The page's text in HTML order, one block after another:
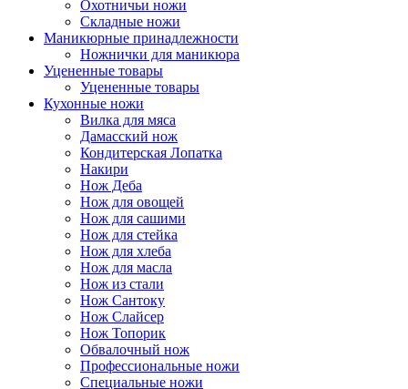
Охотничьи ножи
Складные ножи
Маникюрные принадлежности
Ножнички для маникюра
Уцененные товары
Уцененные товары
Кухонные ножи
Вилка для мяса
Дамасский нож
Кондитерская Лопатка
Накири
Нож Деба
Нож для овощей
Нож для сашими
Нож для стейка
Нож для хлеба
Нож для масла
Нож из стали
Нож Сантоку
Нож Слайсер
Нож Топорик
Обвалочный нож
Профессиональные ножи
Специальные ножи